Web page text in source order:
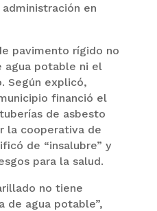
en
pavimento rígido no
agua potable ni el
Según explicó,
financió el
de asbesto
la cooperativa de
de “insalubre” y
para la salud.
no tiene
de agua potable”,